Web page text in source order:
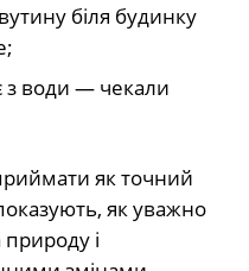
біля будинку
з води — чекали
як точний
як уважно
і